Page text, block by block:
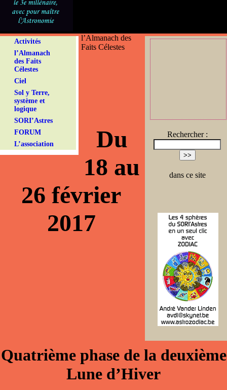
Activités
l’Almanach
des Faits
Célestes
Ciel
Sol y Terre,
système et
logique
SORI’Astres
FORUM
L’association
Rechercher :
dans ce site
l’Almanach des
Faits Célestes
Du
18 au
26 février
2017
Quatrième phase de la deuxième
Lune d’Hiver